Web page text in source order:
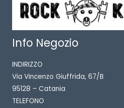
Info Negozio
INDIRIZZO
Via Vincenzo Giuffrida, 67/B
95128 – Catania
TELEFONO